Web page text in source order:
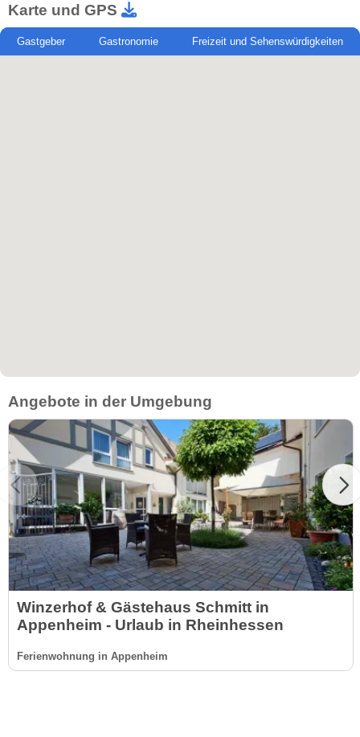
Karte und GPS
Gastgeber Gastronomie Freizeit und Sehenswürdigkeiten
Angebote in der Umgebung
Winzerhof & Gästehaus Schmitt in
Appenheim - Urlaub in Rheinhessen
Ferienwohnung in Appenheim